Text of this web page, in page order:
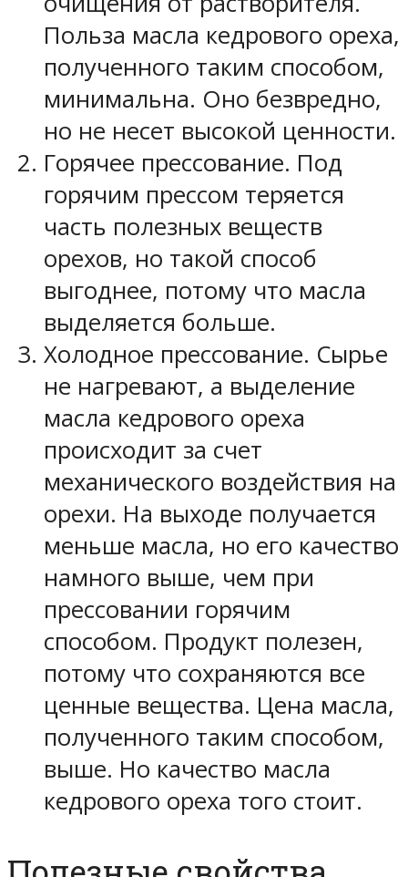
Польза масла кедрового ореха,
полученного таким способом,
минимальна. Оно безвредно,
но не несет высокой ценности.
Горячее прессование. Под
горячим прессом теряется
часть полезных веществ
орехов, но такой способ
выгоднее, потому что масла
выделяется больше.
Холодное прессование. Сырье
не нагревают, а выделение
масла кедрового ореха
происходит за счет
механического воздействия на
орехи. На выходе получается
меньше масла, но его качество
намного выше, чем при
прессовании горячим
способом. Продукт полезен,
потому что сохраняются все
ценные вещества. Цена масла,
полученного таким способом,
выше. Но качество масла
кедрового ореха того стоит.